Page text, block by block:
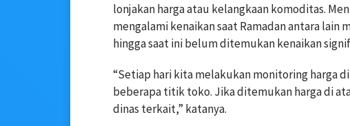
lonjakan harga atau kelangkaan komoditas.
mengalami kenaikan saat Ramadan antara lain
hingga saat ini belum ditemukan kenaikan
“Setiap hari kita melakukan monitoring harga
beberapa titik toko. Jika ditemukan harga di
dinas terkait,” katanya.